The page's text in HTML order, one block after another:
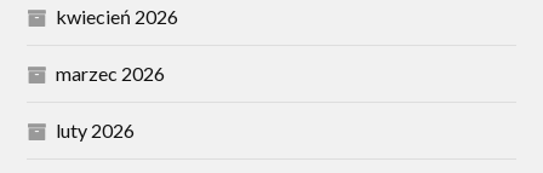
kwiecień 2026
marzec 2026
luty 2026